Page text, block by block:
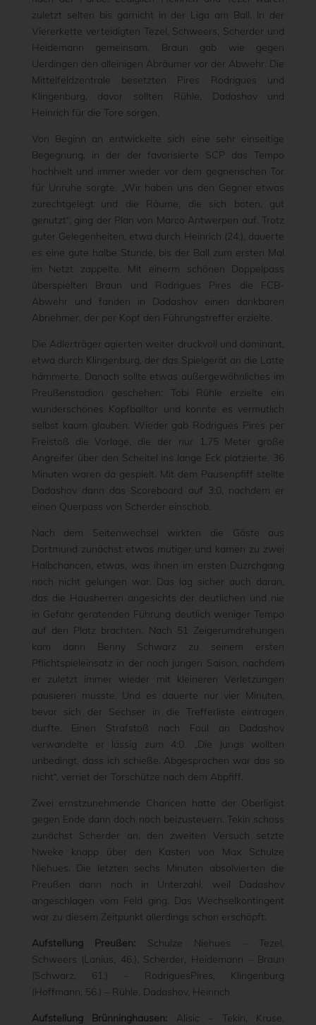
zuletzt selten bis garnicht in der Liga am Ball. In der
Viererkette verteidigten Tezel, Schweers, Scherder und
Heidemann gemeinsam, Braun gab wie gegen
Uerdingen den alleinigen Abräumer vor der Abwehr. Die
Mittelfeldzentrale besetzten Pires Rodrigues und
Klingenburg, davor sollten Rühle, Dadashov und
Heinrich für die Tore sorgen.
Von Beginn an entwickelte sich eine sehr einseitige
Begegnung, in der der favorisierte SCP das Tempo
hochhielt und immer wieder vor dem gegnerischen Tor
für Unruhe sorgte. „Wir haben uns den Gegner etwas
zurechtgelegt und die Räume, die sich boten, gut
genutzt“, ging der Plan von Marco Antwerpen auf. Trotz
guter Gelegenheiten, etwa durch Heinrich (24.), dauerte
es eine gute halbe Stunde, bis der Ball zum ersten Mal
im Netzt zappelte. Mit einerm schönen Doppelpass
überspielten Braun und Rodrigues Pires die FCB-
Abwehr und fanden in Dadashov einen dankbaren
Abnehmer, der per Kopf den Führungstreffer erzielte.
Die Adlerträger agierten weiter druckvoll und dominant,
etwa durch Klingenburg, der das Spielgerät an die Latte
hämmerte. Danach sollte etwas außergewöhnliches im
Preußenstadion geschehen: Tobi Rühle erzielte ein
wunderschönes Kopfballtor und konnte es vermutlich
selbst kaum glauben. Wieder gab Rodrigues Pires per
Freistoß die Vorlage, die der nur 1,75 Meter große
Angreifer über den Scheitel ins lange Eck platzierte. 36
Minuten waren da gespielt. Mit dem Pausenpfiff stellte
Dadashov dann das Scoreboard auf 3:0, nachdem er
einen Querpass von Scherder einschob.
Nach dem Seitenwechsel wirkten die Gäste aus
Dortmund zunächst etwas mutiger und kamen zu zwei
Halbchancen, etwas, was ihnen im ersten Duzrchgang
noch nicht gelungen war. Das lag sicher auch daran,
das die Hausherren angesichts der deutlichen und nie
in Gefahr geratenden Führung deutlich weniger Tempo
auf den Platz brachten. Nach 51 Zeigerumdrehungen
kam dann Benny Schwarz zu seinem ersten
Pflichtspieleinsatz in der noch jungen Saison, nachdem
er zuletzt immer wieder mit kleineren Verletzungen
pausieren musste. Und es dauerte nur vier Minuten,
bevor sich der Sechser in die Trefferliste eintragen
durfte. Einen Strafstoß nach Foul an Dadashov
verwandelte er lässig zum 4:0. „Die Jungs wollten
unbedingt, dass ich schieße. Abgesprochen war das so
nicht“, verriet der Torschütze nach dem Abpfiff.
Zwei ernstzunehmende Chancen hatte der Oberligist
gegen Ende dann doch noch beizusteuern. Tekin schoss
zunächst Scherder an, den zweiten Versuch setzte
Nweke knapp über den Kasten von Max Schulze
Niehues. Die letzten sechs Minuten absolvierten die
Preußen dann noch in Unterzahl, weil Dadashov
angeschlagen vom Feld ging. Das Wechselkontingent
war zu diesem Zeitpunkt allerdings schon erschöpft.
Aufstellung Preußen: Schulze Niehues – Tezel,
Schweers (Lanius, 46.), Scherder, Heidemann – Braun
(Schwarz, 61.) – RodriguesPires, Klingenburg
(Hoffmann, 56.) – Rühle, Dadashov, Heinrich
Aufstellung Brünninghausen: Alisic – Tekin, Kruse,